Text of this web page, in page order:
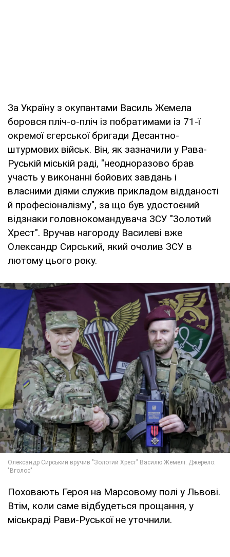
За Україну з окупантами Василь Жемела
боровся пліч-о-пліч із побратимами із 71-ї
окремої єгерської бригади Десантно-
штурмових військ. Він, як зазначили у Рава-
Руській міській раді, "неодноразово брав
участь у виконанні бойових завдань і
власними діями служив прикладом відданості
й професіоналізму", за що був удостоєний
відзнаки головнокомандувача ЗСУ "Золотий
Хрест". Вручав нагороду Василеві вже
Олександр Сирський, який очолив ЗСУ в
лютому цього року.
Поховають Героя на Марсовому полі у Львові.
Втім, коли саме відбудеться прощання, у
міськраді Рави-Руської не уточнили.